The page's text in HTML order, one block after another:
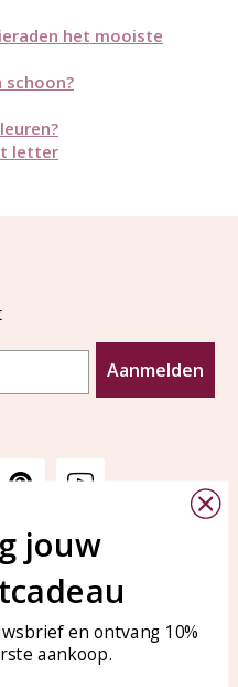
het mooiste
schoon?
letter
Aanmelden
KAYA Sieraden
Bellen of WhatsApp Ma-Vr
tussen 09:00-17:00
Tel: 0850003187
WhatsApp: 0850003187
jouw
en ontvang 10%
aankoop.